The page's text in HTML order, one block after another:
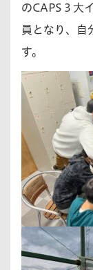
のCAPS３大
員となり、自
す。